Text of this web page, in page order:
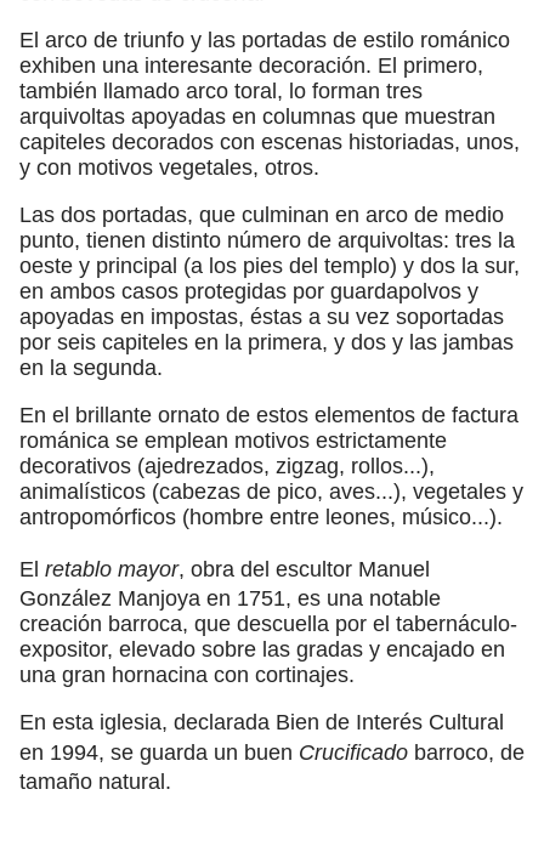
El arco de triunfo y las portadas de estilo románico
exhiben una interesante decoración. El primero,
también llamado arco toral, lo forman tres
arquivoltas apoyadas en columnas que muestran
capiteles decorados con escenas historiadas, unos,
y con motivos vegetales, otros.
Las dos portadas, que culminan en arco de medio
punto, tienen distinto número de arquivoltas: tres la
oeste y principal (a los pies del templo) y dos la sur,
en ambos casos protegidas por guardapolvos y
apoyadas en impostas, éstas a su vez soportadas
por seis capiteles en la primera, y dos y las jambas
en la segunda.
En el brillante ornato de estos elementos de factura
románica se emplean motivos estrictamente
decorativos (ajedrezados, zigzag, rollos...),
animalísticos (cabezas de pico, aves...), vegetales y
antropomórficos (hombre entre leones, músico...).
El retablo mayor, obra del escultor Manuel
González Manjoya en 1751, es una notable
creación barroca, que descuella por el tabernáculo-
expositor, elevado sobre las gradas y encajado en
una gran hornacina con cortinajes.
En esta iglesia, declarada Bien de Interés Cultural
en 1994, se guarda un buen Crucificado barroco, de
tamaño natural.